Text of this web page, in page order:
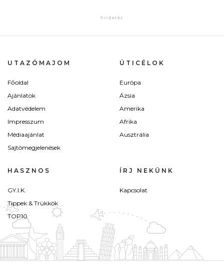
UTAZÓMAJOM
Főoldal
Ajánlatok
Adatvédelem
Impresszum
Médiaajánlat
Sajtómegjelenések
ÚTICÉLOK
Európa
Ázsia
Amerika
Afrika
Ausztrália
HASZNOS
GY.I.K.
Tippek & Trükkök
TOP10
ÍRJ NEKÜNK
Kapcsolat